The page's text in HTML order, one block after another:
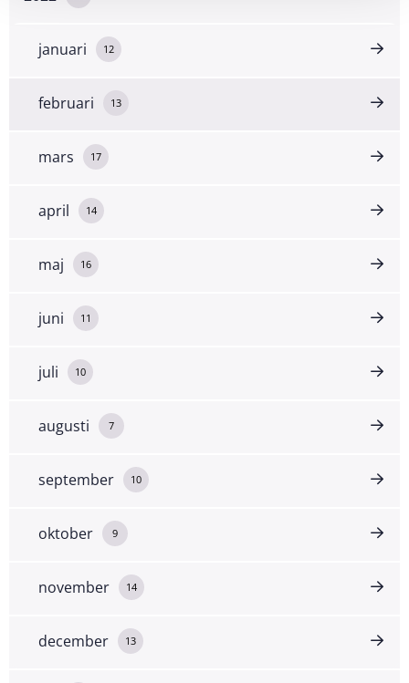
januari 12
februari 13
mars 17
april 14
maj 16
juni 11
juli 10
augusti 7
september 10
oktober 9
november 14
december 13